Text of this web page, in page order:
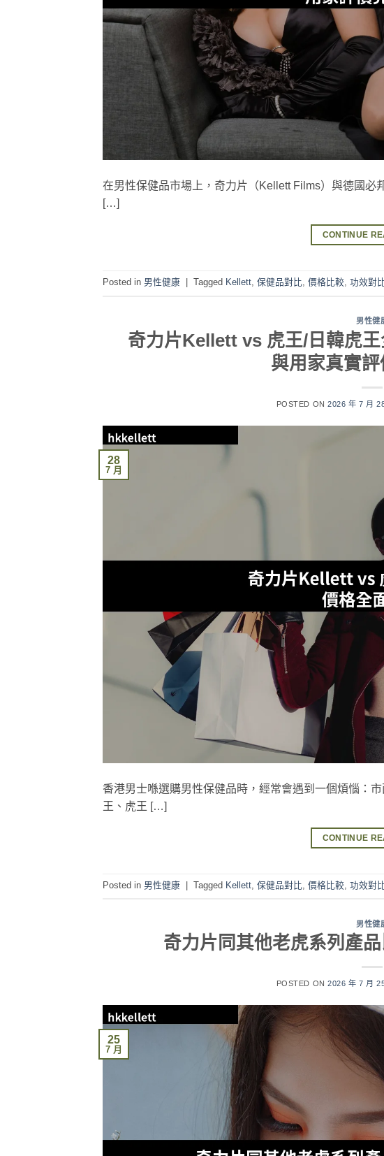
在男性保健品市場上，奇力片（Kellett Films）與德國
[…]
CONTINUE
Posted in 男性健康 Tagged Kellett, 保健品對比, 價格比較, 功效對
男性健
奇力片Kellett vs 虎王/日韓虎
與用家真實評
POSTED ON2026 年 7 月
28
7 月
香港男士喺選購男性保健品時，經常會遇到一個煩惱：
王、虎王 […]
CONTINUE
Posted in 男性健康 Tagged Kellett 保健品對比 價格比較 功效對
男性健
奇力片同其他老虎系列產
POSTED ON2026 年 7 月
25
7 月